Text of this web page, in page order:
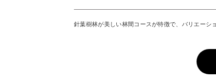
針葉樹林が美しい林間コースが特徴で、バリエーシ